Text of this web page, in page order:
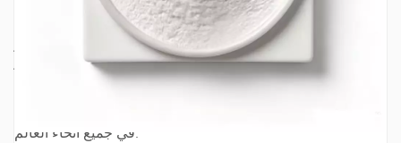
يذوب المسحوق البلوري الأبيض بسرعة دون أن يتكتل، ويتوافق
بما في ذلك شهادة التحليل وشهادة الحلال وشهادة الكوشر
لتسهيل التخليص الجمركي.
في جميع أنحاء العالم.